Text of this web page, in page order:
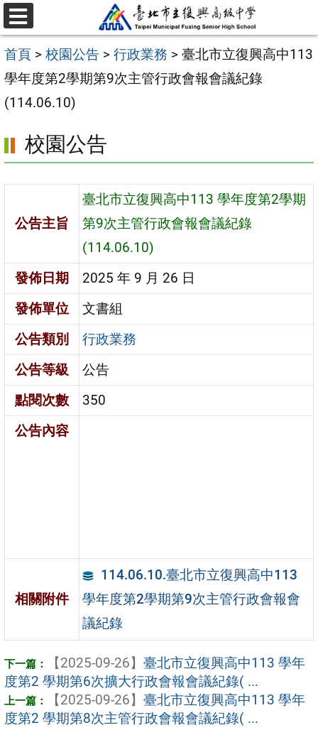
跳
至
主
要
內
區
選
單
首頁 > 校園公告 > 行政業務 > 臺北市立復興高中113
學年度第2學期第9次主管行政會報會議紀錄
(114.06.10)
校園公告
公告主旨
臺北市立復興高中113 學年度第2學期
第9次主管行政會報會議紀錄
(114.06.10)
發佈日期
2025 年 9 月 26 日
發佈單位
文書組
公告類別
行政業務
公告等級
公告
點閱次數
350
公告內容
相關附件
114.06.10.臺北市立復興高中113
學年度第2學期第9次主管行政會報會
議紀錄
【2025-09-26】 臺北市立復興高中113 學年
度第2 學期第6次擴大行政會報會議紀錄( ...
【2025-09-26】 臺北市立復興高中113 學年
度第2 學期第8次主管行政會報會議紀錄( ...